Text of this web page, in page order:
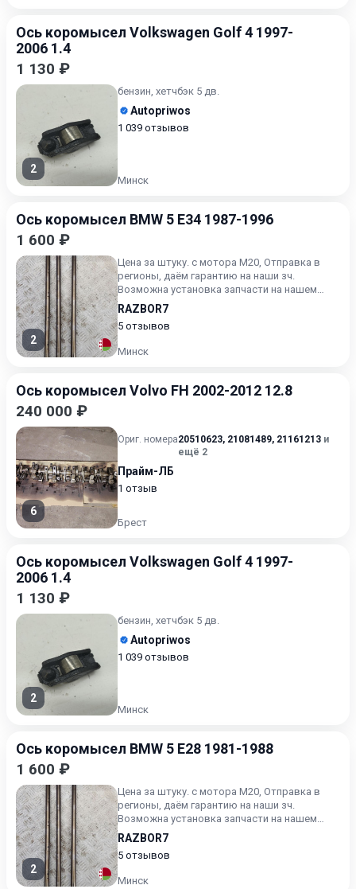
Ось коромысел Volkswagen Golf 4 1997-
2006 1.4
1 130 ₽
2
бензин, хетчбэк 5 дв.
Autopriwos
1 039 отзывов
Минск
Ось коромысел BMW 5 E34 1987-1996
1 600 ₽
2
Цена за штуку. с мотора М20, Отправка в
регионы, даём гарантию на наши зч.
Возможна установка запчасти на нашем
СТО. Будьте готовы назвать а...
RAZBOR7
5 отзывов
Минск
Ось коромысел Volvo FH 2002-2012 12.8
240 000 ₽
6
Ориг. номера20510623, 21081489, 21161213 и
ещё 2
Прайм-ЛБ
1 отзыв
Брест
Ось коромысел Volkswagen Golf 4 1997-
2006 1.4
1 130 ₽
2
бензин, хетчбэк 5 дв.
Autopriwos
1 039 отзывов
Минск
Ось коромысел BMW 5 E28 1981-1988
1 600 ₽
2
Цена за штуку. с мотора М20, Отправка в
регионы, даём гарантию на наши зч.
Возможна установка запчасти на нашем
СТО. Будьте готовы назвать а...
RAZBOR7
5 отзывов
Минск